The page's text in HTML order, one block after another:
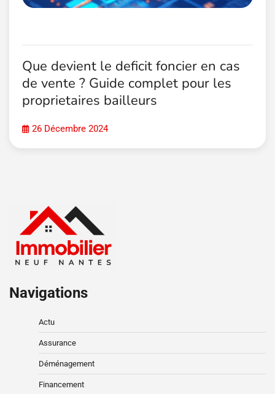
Que devient le deficit foncier en cas
de vente ? Guide complet pour les
proprietaires bailleurs
26 Décembre 2024
Navigations
Actu
Assurance
Déménagement
Financement